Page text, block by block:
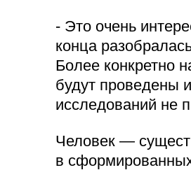
- Это очень
конца
Более конкретно
будут проведены
исследований не
Человек —
в